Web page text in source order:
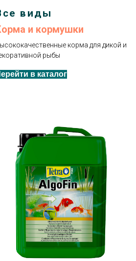
виды
и кормушки
корма для дикой и
рыбы
в каталог